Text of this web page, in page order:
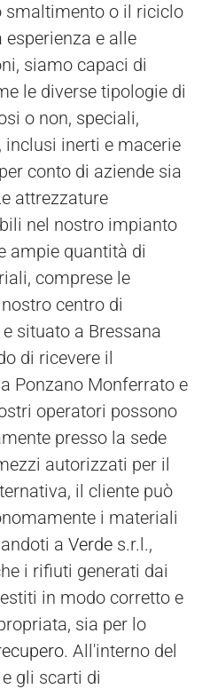
smaltimento o il riciclo
e alle
siamo capaci di
le diverse tipologie di
o non, speciali,
inerti e macerie
conto di aziende sia
attrezzature
nel nostro impianto
ampie quantità di
comprese le
centro di
situato a Bressana
di ricevere il
Ponzano Monferrato e
operatori possono
presso la sede
autorizzati per il
il cliente può
i materiali
a Verde s.r.l.,
i rifiuti generati dai
in modo corretto e
sia per lo
. All'interno del
gli scarti di